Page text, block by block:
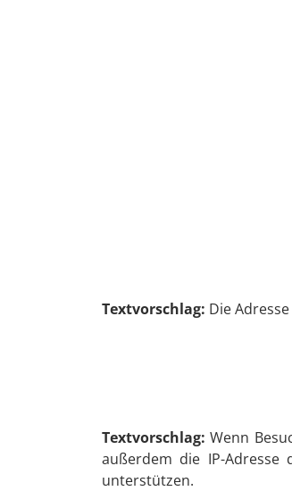
Textvorschlag: Die
Textvorschlag:Wenn
außerdem die IP-
unterstützen.